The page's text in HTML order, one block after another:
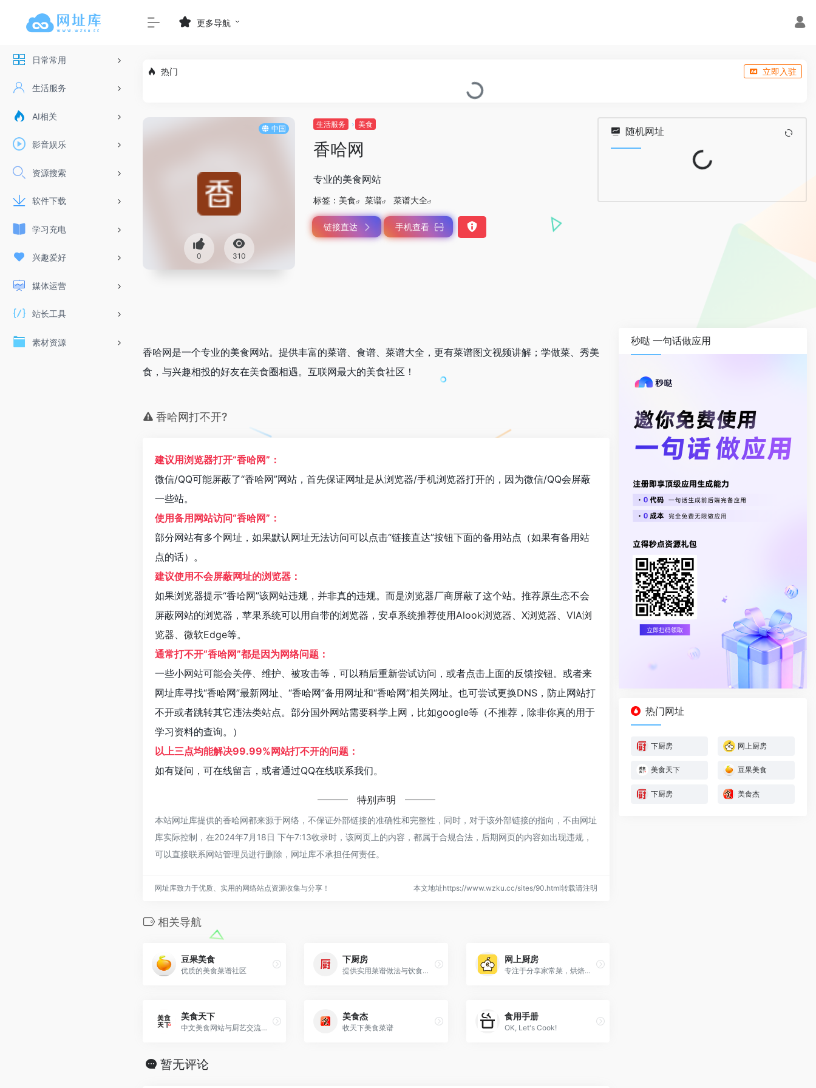
日常常用
生活服务
AI相关
影音娱乐
资源搜索
软件下载
学习充电
兴趣爱好
媒体运营
站长工具
素材资源
更多导航
热门 立即入驻
中国
0 310
生活服务 美食
香哈网
专业的美食网站
标签： 美食 菜谱 菜谱大全
链接直达 手机查看
随机网址 Loading...
香哈网是一个专业的美食网站。提供丰富的菜谱、食谱、菜谱大全，更有菜谱图文视频讲解；学做菜、秀美
食，与兴趣相投的好友在美食圈相遇。互联网最大的美食社区！
香哈网打不开?
建议用浏览器打开“香哈网”：
微信/QQ可能屏蔽了“香哈网”网站，首先保证网址是从浏览器/手机浏览器打开的，因为微信/QQ会屏蔽
一些站。
使用备用网站访问“香哈网”：
部分网站有多个网址，如果默认网址无法访问可以点击“链接直达”按钮下面的备用站点（如果有备用站
点的话）。
建议使用不会屏蔽网址的浏览器：
如果浏览器提示“香哈网”该网站违规，并非真的违规。而是浏览器厂商屏蔽了这个站。推荐原生态不会
屏蔽网站的浏览器，苹果系统可以用自带的浏览器，安卓系统推荐使用Alook浏览器、 X浏览器、 VIA浏
览器、 微软Edge等。
通常打不开“香哈网”都是因为网络问题：
一些小网站可能会关停、维护、被攻击等，可以稍后重新尝试访问，或者点击上面的反馈按钮。或者来
网址库寻找“香哈网”最新网址、“香哈网”备用网址和“香哈网”相关网址。也可尝试更换DNS，防止网站打
不开或者跳转其它违法类站点。部分国外网站需要科学上网，比如google等（不推荐，除非你真的用于
学习资料的查询。）
以上三点均能解决99.99%网站打不开的问题：
如有疑问，可在线留言，或者通过QQ在线联系我们。
特别声明
本站网址库提供的香哈网都来源于网络，不保证外部链接的准确性和完整性，同时，对于该外部链接的指向，不由网址
库实际控制，在2024年7月18日 下午7:13收录时，该网页上的内容，都属于合规合法，后期网页的内容如出现违规，
可以直接联系网站管理员进行删除，网址库不承担任何责任。
网址库致力于优质、实用的网络站点资源收集与分享！ 本文地址https://www.wzku.cc/sites/90.html转载请注明
相关导航
豆果美食
优质的美食菜谱社区
下厨房
提供实用菜谱做法与饮食知识
网上厨房
专注于分享家常菜，烘焙，辅食，减肥餐，月子餐，宝宝餐等
美食天下
中文美食网站与厨艺交流社区
美食杰
收天下美食菜谱
食用手册
OK, Let's Cook!
暂无评论
秒哒 一句话做应用
热门网址
下厨房 网上厨房
美食天下 豆果美食
下厨房 美食杰